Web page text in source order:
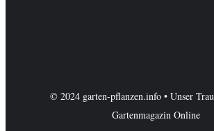
© 2024 garten-pflanzen.info • Unser
Gartenmagazin Online